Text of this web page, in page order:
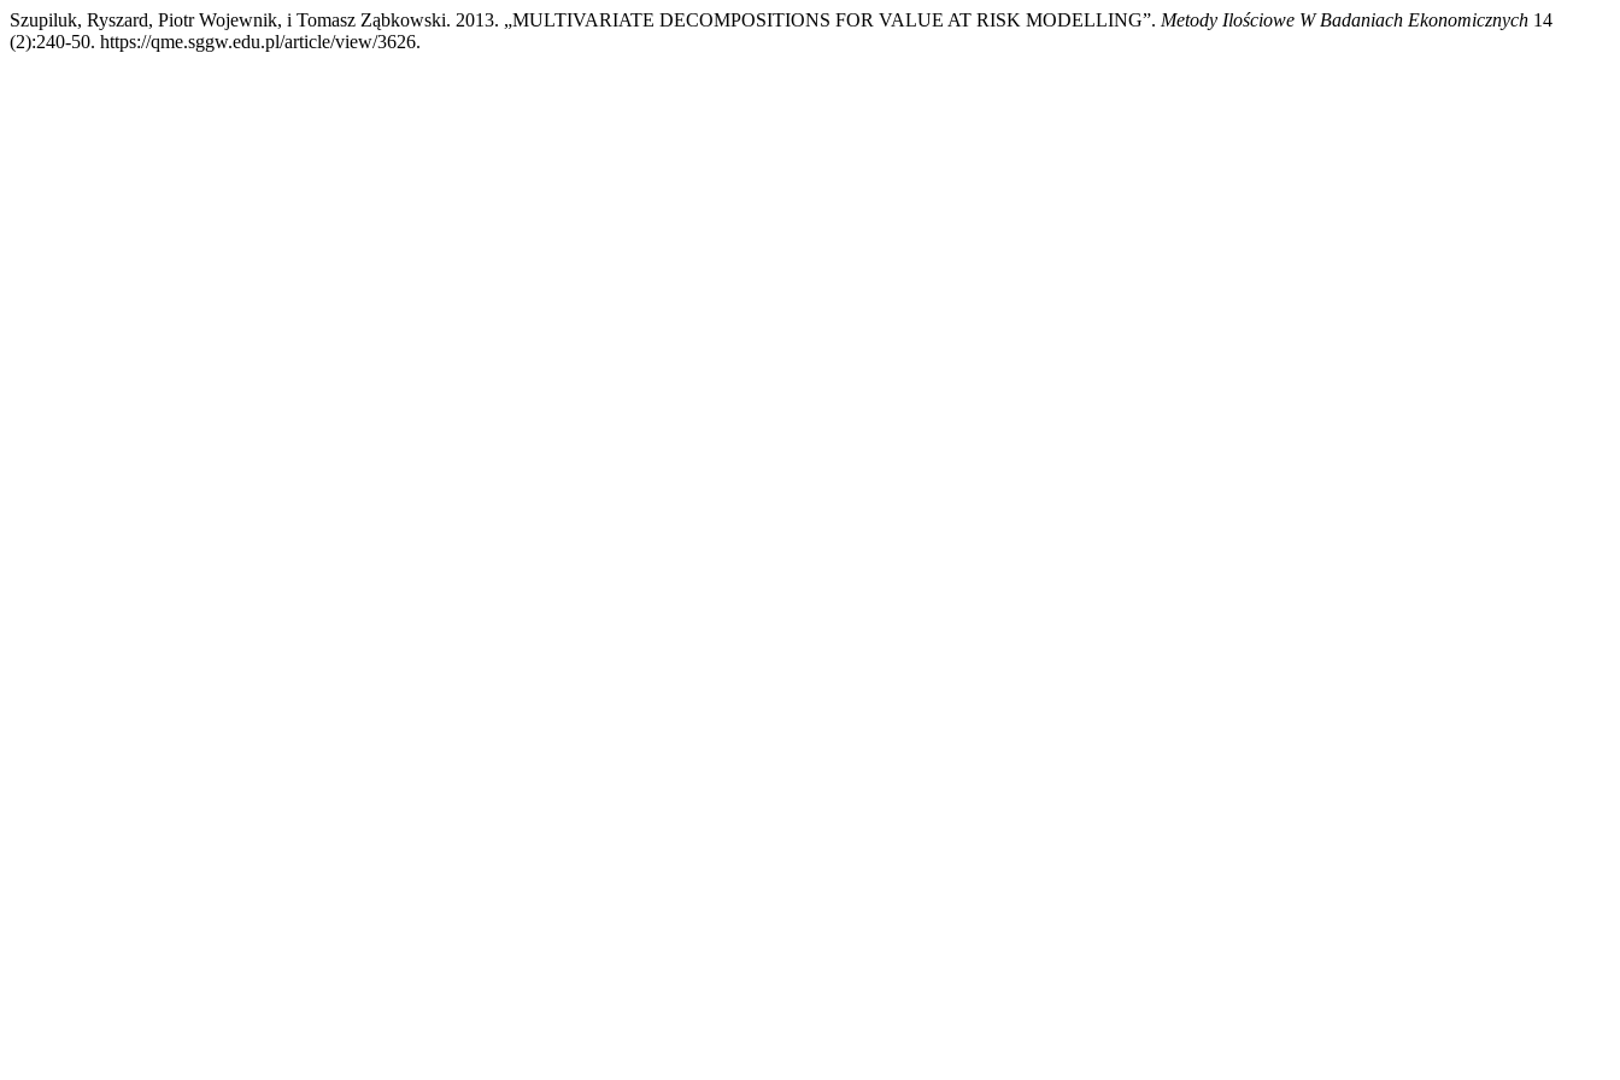
Szupiluk, Ryszard, Piotr Wojewnik, i Tomasz Ząbkowski. 2013. „MULTIVARIATE DECOMPOSITIONS FOR VALUE AT RISK MODELLING”. Metody Ilościowe W Badaniach Ekonomicznych 14
(2):240-50. https://qme.sggw.edu.pl/article/view/3626.